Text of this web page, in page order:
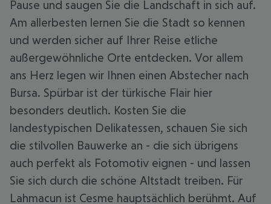
Pause und saugen Sie die Landschaft in sich auf.
Am allerbesten lernen Sie die Stadt so kennen
und werden sicher auf Ihrer Reise etliche
außergewöhnliche Orte entdecken. Vor allem
ans Herz legen wir Ihnen einen Abstecher nach
Bursa. Spürbar ist der türkische Flair hier
besonders deutlich. Kosten Sie die
landestypischen Delikatessen, schauen Sie sich
die stilvollen Bauwerke an - die sich übrigens
auch perfekt als Fotomotiv eignen - und lassen
Sie sich durch die schöne Altstadt treiben. Für
Lahmacun ist Cesme hauptsächlich berühmt. Auf